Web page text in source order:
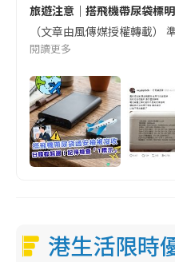
旅遊注意｜搭飛機帶尿袋標
（文章由風傳媒授權轉載
閱讀更多
港生活限時